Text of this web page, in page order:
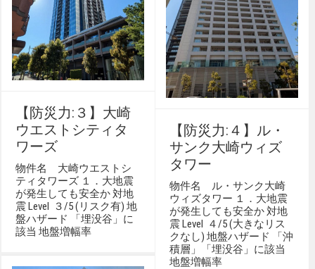
【防災力:３】大崎
ウエストシティタ
ワーズ
物件名 大崎ウエストシ
ティタワーズ １．大地震
が発生しても安全か 対地
震 Level ３/5 (リスク有) 地
盤ハザード 「埋没谷」に
該当 地盤増幅率
【防災力:４】ル・
サンク大崎ウィズ
タワー
物件名 ル・サンク大崎
ウィズタワー １．大地震
が発生しても安全か 対地
震 Level ４/5 (大きなリス
クなし) 地盤ハザード 「沖
積層」「埋没谷」に該当
地盤増幅率